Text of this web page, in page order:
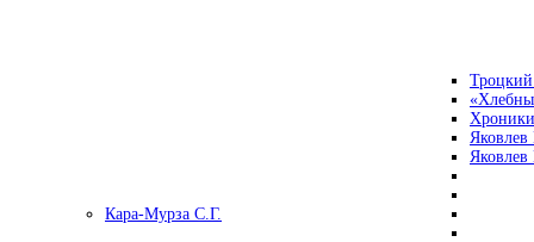
Кара-Мурза С.Г.